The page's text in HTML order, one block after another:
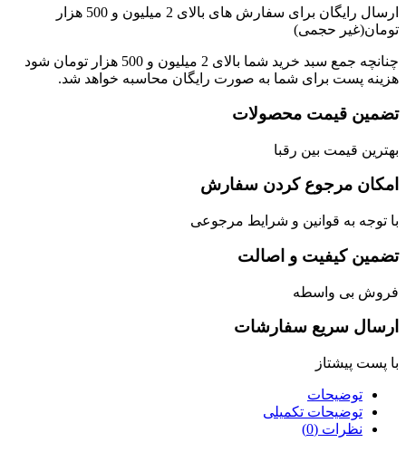
ارسال رایگان برای سفارش های بالای 2 میلیون و 500 هزار
حجمی)
چنانچه جمع سبد خرید شما بالای 2 میلیون و 500 هزار تومان شود
پست برای شما به صورت رایگان محاسبه خواهد شد.
قیمت محصولات
قیمت بین رقبا
مرجوع کردن سفارش
به قوانین و شرایط مرجوعی
کیفیت و اصالت
بی واسطه
سریع سفارشات
پیشتاز
توضیحات
توضیحات تکمیلی
نظرات (0)